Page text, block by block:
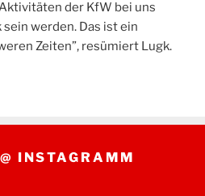
der KfW bei uns
werden. Das ist ein
Zeiten”, resümiert Lugk.
INSTAGRAMM